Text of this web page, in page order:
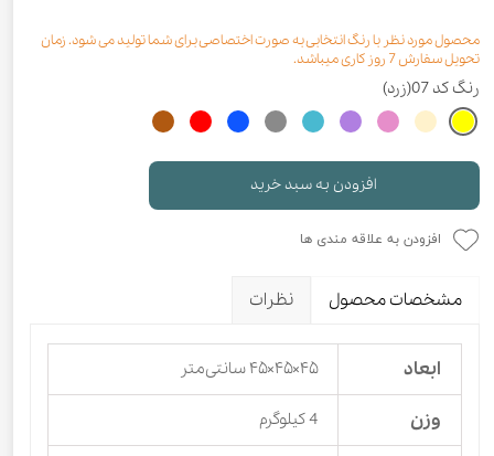
محصول مورد نظر با رنگ انتخابی به صورت اختصاصی برای شما تولید می شود. زمان
تحویل سفارش 7 روز کاری میباشد.
رنگ کد 07(زرد)
افزودن به سبد خرید
افزودن به علاقه مندی ها
مشخصات محصول نظرات
ابعاد ۴۵×۴۵×۴۵ سانتی‌متر
وزن 4 کیلوگرم